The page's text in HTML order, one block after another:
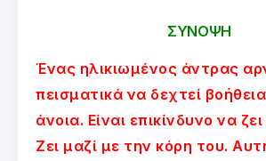
ΣΥΝΟΨΗ
Ένας ηλικιωμένος άντρας
πεισματικά να δεχτεί
άνοια. Είναι επικίνδυνο να
Ζει μαζί με την κόρη του.